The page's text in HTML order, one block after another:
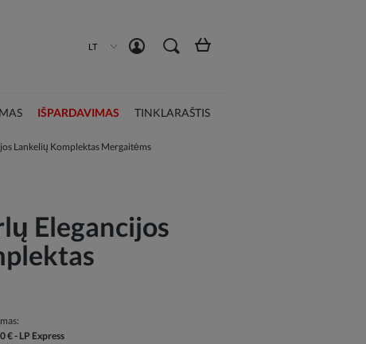
LT
IŠPARDAVIMAS TINKLARAŠTIS
Lankelių Komplektas Mergaitėms
Elegancijos
€- LP Express